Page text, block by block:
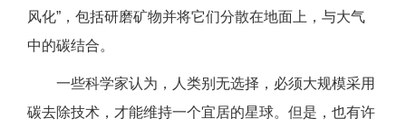
风化”，包括研磨矿物并将它们分散在地面上，与大气
中的碳结合。
一些科学家认为，人类别无选择，必须大规模采用
碳去除技术，才能维持一个宜居的星球。但是，也有许